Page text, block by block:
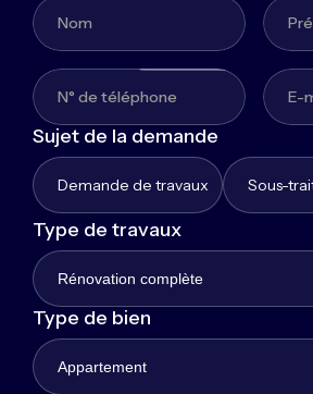
Sujet de la demande
Demande de travaux Sous-
Type de travaux
Rénovation complète
Type de bien
Appartement